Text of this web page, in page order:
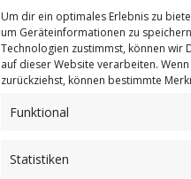
Um dir ein optimales Erlebnis zu
um Geräteinformationen zu
Technologien zustimmst, können wir
auf dieser Website verarbeiten.
zurückziehst, können bestimmte
Funktional
Statistiken